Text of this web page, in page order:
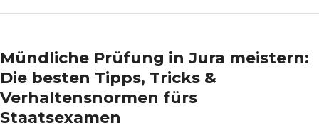
Mündliche Prüfung in Jura meistern:
Die besten Tipps, Tricks &
Verhaltensnormen fürs
Staatsexamen